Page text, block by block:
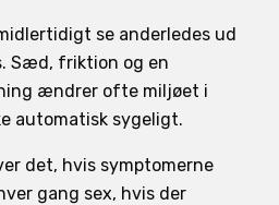
se anderledes ud
Sæd, friktion og en
ændrer ofte miljøet i
automatisk sygeligt.
det, hvis symptomerne
gang sex, hvis der